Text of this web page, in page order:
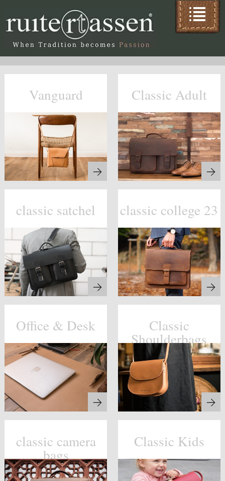
Vanguard Classic Adult
classic satchel classic college 23
Office & Desk Classic
Shoulderbags
classic camera
bags
Classic Kids